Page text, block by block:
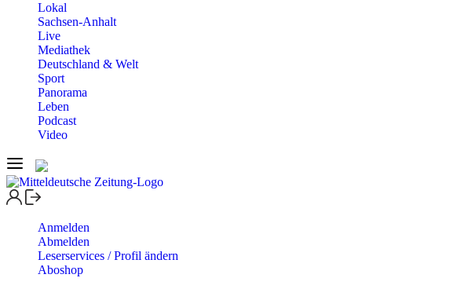
Lokal
Sachsen-Anhalt
Live
Mediathek
Deutschland & Welt
Sport
Panorama
Leben
Podcast
Video
Anmelden
Abmelden
Leserservices / Profil ändern
Aboshop